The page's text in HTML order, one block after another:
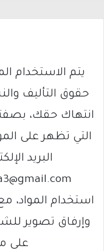
انتهاك حقك،
التي تظهر على
البريد
استخدام المواد،
وإرفاق تصوير
على